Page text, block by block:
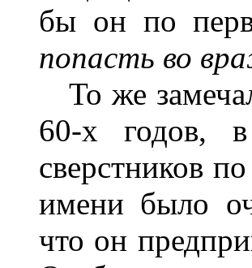
бы он по
попасть во
То же
60-х годов,
сверстников
имени было
что он